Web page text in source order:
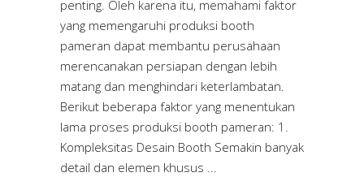
penting. Oleh karena itu, memahami faktor
yang memengaruhi produksi booth
pameran dapat membantu perusahaan
merencanakan persiapan dengan lebih
matang dan menghindari keterlambatan.
Berikut beberapa faktor yang menentukan
lama proses produksi booth pameran: 1.
Kompleksitas Desain Booth Semakin banyak
detail dan elemen khusus